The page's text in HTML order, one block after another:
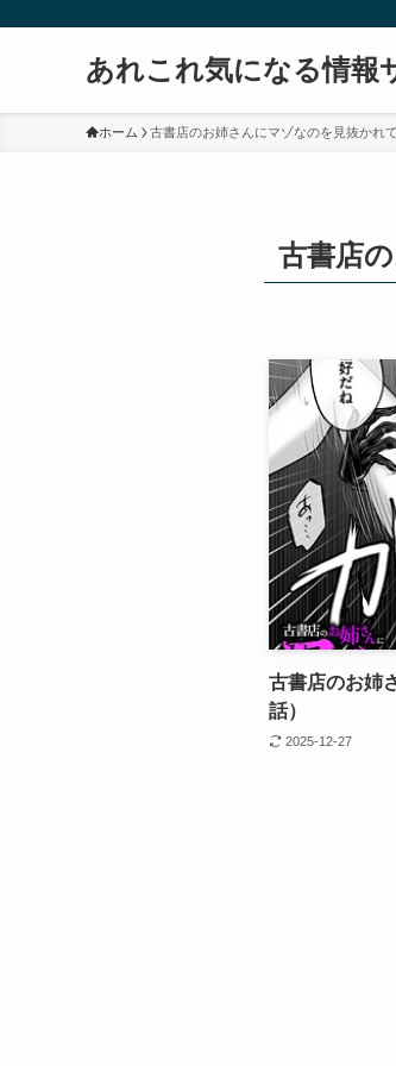
あれこれ気になる情報
ホーム 古書店のお姉さんにマゾなのを見抜かれ
古書店
古書店のお姉
話）
2025-12-27